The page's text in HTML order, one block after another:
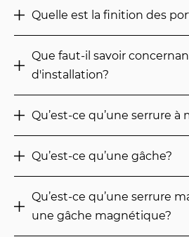
Quelle est la finition des
Que faut-il savoir
d'installation?
Qu’est-ce qu’une serrure à
Qu’est-ce qu’une gâche?
Qu’est-ce qu’une serrure
une gâche magnétique?